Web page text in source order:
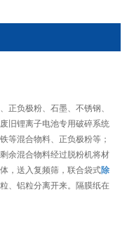
正负极粉、石墨、不锈钢、
旧锂离子电池专用破碎系统
等混合物料、正负极粉等；
余混合物料经过脱粉机将材
，送入复频筛，联合袋式除
、铝粒分离开来。隔膜纸在